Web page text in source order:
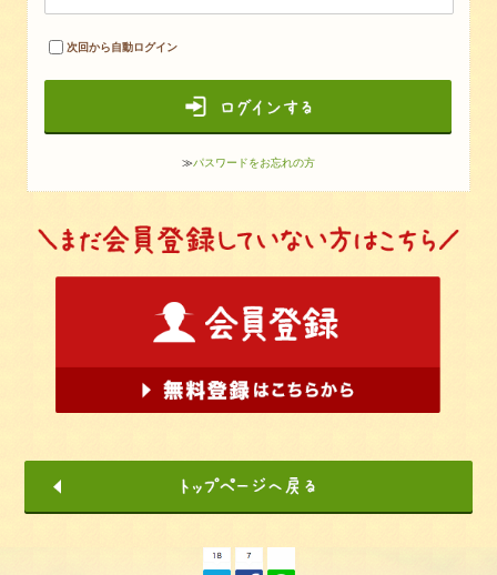
次回から自動ログイン
≫パスワードをお忘れの方